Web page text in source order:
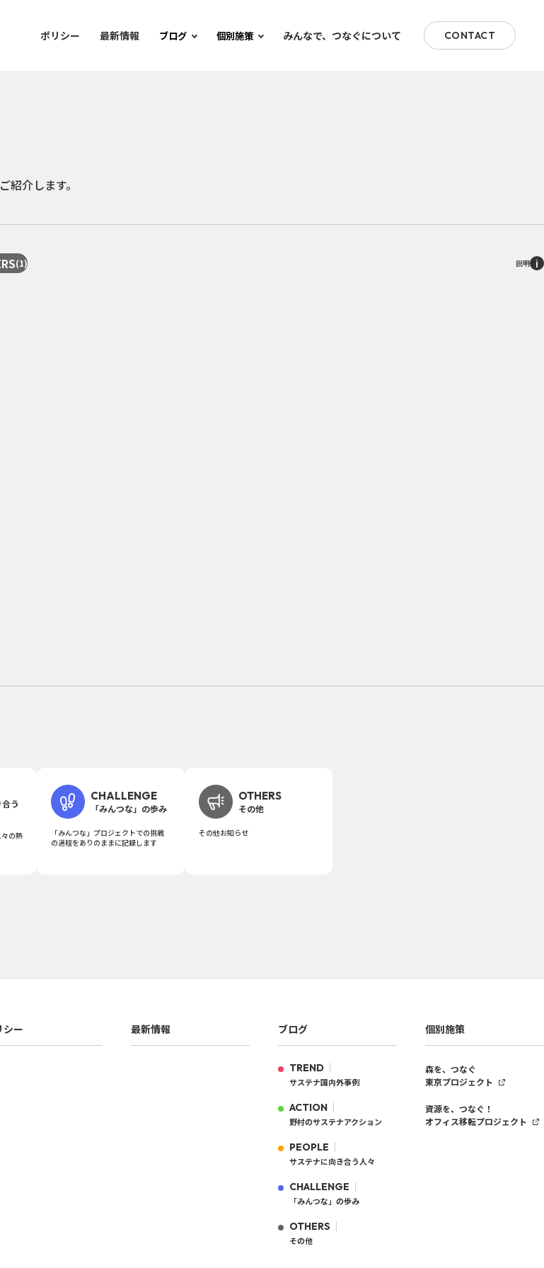
ポリシー 最新情報 ブログ 個別施策 みんなで、つなぐについて CONTACT
介します。
(1) 説明 i
う
の熱
CHALLENGE
「みんつな」の歩み
「みんつな」プロジェクトでの挑戦
の過程をありのままに記録します
OTHERS
その他
その他お知らせ
シー 最新情報 ブログ
TREND
サステナ国内外事例
ACTION
野村のサステナアクション
PEOPLE
サステナに向き合う人々
CHALLENGE
「みんつな」の歩み
OTHERS
その他
個別施策
森を、つなぐ
東京プロジェクト
資源を、つなぐ！
オフィス移転プロジェクト